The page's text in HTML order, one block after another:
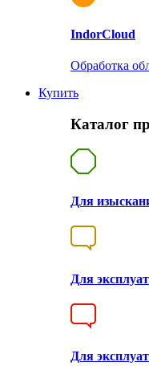
IndorCloud
Обработка
Купить
Каталог
Для
Для
Для